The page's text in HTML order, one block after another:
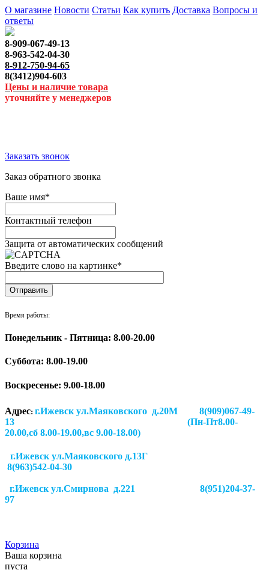
О магазине Новости Статьи Как купить Доставка Вопросы и
ответы
8-909-067-49-13
8-963-542-04-30
8-912-750-94-65
8(3412)904-603
Цены и наличие товара
уточняйте у менеджеров
Заказать звонок
Заказ обратного звонка
Ваше имя*
Контактный телефон
Защита от автоматических сообщений
Введите слово на картинке*
Время работы:
Понедельник - Пятница: 8.00-20.00
Суббота: 8.00-19.00
Воскресенье: 9.00-18.00
Адрес: г.Ижевск ул.Маяковского д.20М 8(909)067-49-
13 (Пн-Пт8.00-
20.00,сб 8.00-19.00,вс 9.00-18.00)
г.Ижевск ул.Маяковского д.13Г
8(963)542-04-30
г.Ижевск ул.Смирнова д.221
8(951)204-37-
97
Корзина
Ваша корзина
пуста